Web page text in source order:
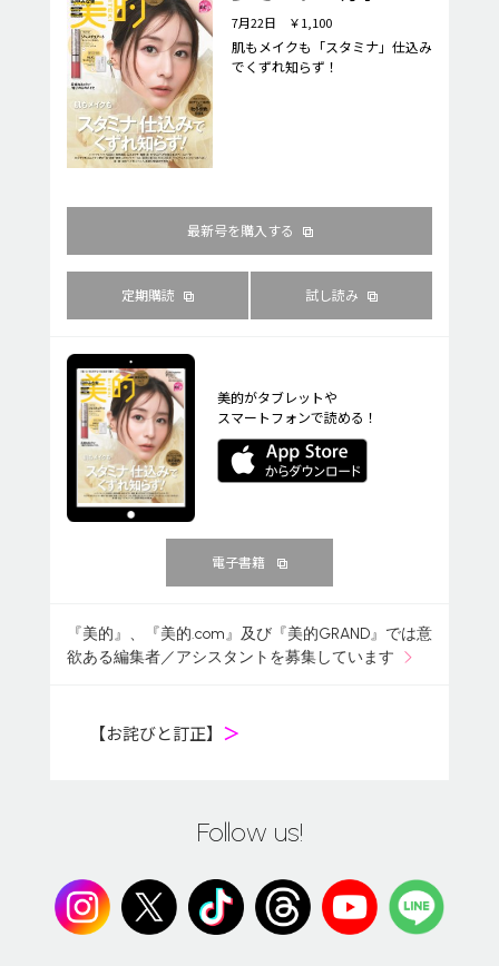
7月22日 ￥1,100
肌もメイクも「スタミナ」仕込み
でくずれ知らず！
最新号を購入する
定期購読 試し読み
美的がタブレットや
スマートフォンで読める！
電子書籍
『美的』、『美的.com』及び『美的GRAND』では意
欲ある編集者／アシスタントを募集しています
【お詫びと訂正】 ＞
Follow us!